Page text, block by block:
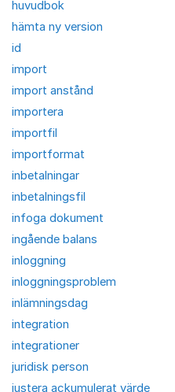
huvudbok
hämta ny version
id
import
import anstånd
importera
importfil
importformat
inbetalningar
inbetalningsfil
infoga dokument
ingående balans
inloggning
inloggningsproblem
inlämningsdag
integration
integrationer
juridisk person
justera ackumulerat värde